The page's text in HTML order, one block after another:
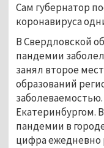
Сам губернатор
коронавируса
В Свердловской
пандемии
занял второе
образований
Екатеринбургом.
пандемии в
цифра ежедневно